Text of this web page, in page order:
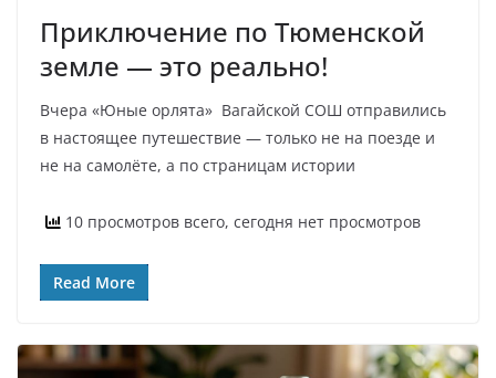
Приключение по Тюменской
земле — это реально!
Вчера «Юные орлята» Вагайской СОШ отправились
в настоящее путешествие — только не на поезде и
не на самолёте, а по страницам истории
10 просмотров всего, сегодня нет просмотров
Read More